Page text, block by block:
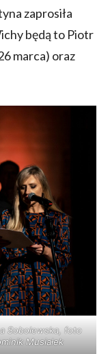
zaprosiła
będą to Piotr
marca) oraz
Sobolewska, foto
Musiałek